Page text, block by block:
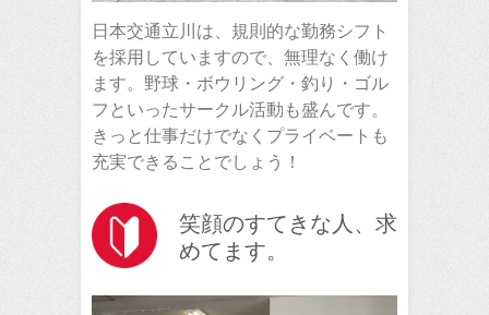
日本交通立川は、規則的な勤務シフト
を採用していますので、無理なく働け
ます。野球・ボウリング・釣り・ゴル
フといったサークル活動も盛んです。
きっと仕事だけでなくプライベートも
充実できることでしょう！
笑顔のすてきな人、求
めてます。